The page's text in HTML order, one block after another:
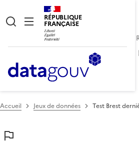
RÉPUBLIQUE
FRANÇAISE
Accueil Jeux de données Test Brest